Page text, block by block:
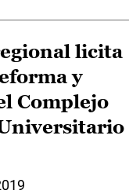
licita
y
Complejo